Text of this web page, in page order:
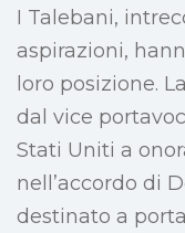
I Talebani,
aspirazioni,
loro posizione.
dal vice
Stati Uniti a
nell’accordo di
destinato a